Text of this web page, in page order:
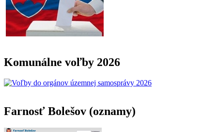
Komunálne voľby 2026
Farnosť Bolešov (oznamy)